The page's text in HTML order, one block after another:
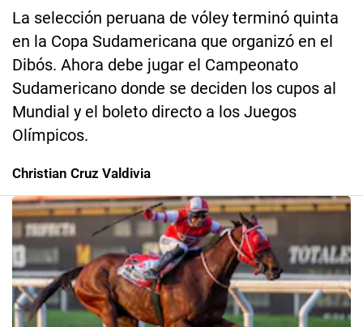
La selección peruana de vóley terminó quinta
en la Copa Sudamericana que organizó en el
Dibós. Ahora debe jugar el Campeonato
Sudamericano donde se deciden los cupos al
Mundial y el boleto directo a los Juegos
Olímpicos.
Christian Cruz Valdivia